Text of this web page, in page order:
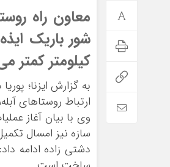
معاون راه
کیلومتر کمتر
ارتباط روستاهای
سازه نیز امسال